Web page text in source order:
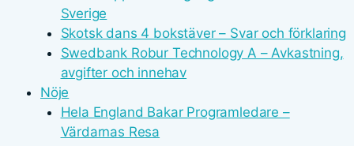
Sverige
Skotsk dans 4 bokstäver – Svar och förklaring
Swedbank Robur Technology A – Avkastning,
avgifter och innehav
Nöje
Hela England Bakar Programledare –
Värdarnas Resa